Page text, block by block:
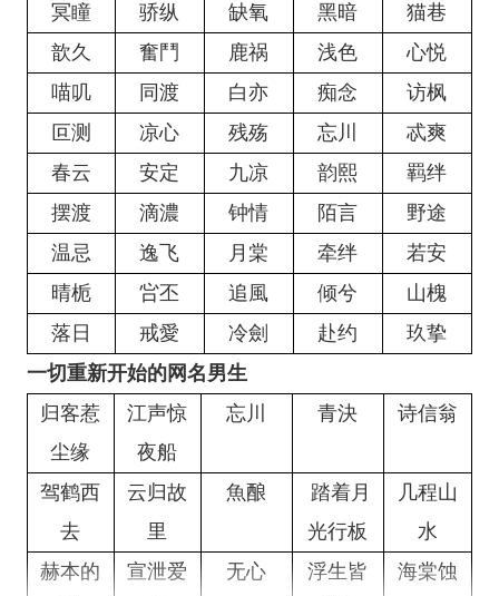
冥瞳
骄纵 缺氧 黑暗
猫巷
歆久
奮鬥 鹿祸 浅色
心悦
喵叽
同渡 白亦 痴念
访枫
叵测
凉心 残殇 忘川
忒爽
春云
安定 九凉 韵熙
羁绊
摆渡
滴濃 钟情 陌言
野途
温忌
逸飞 月棠 牵绊
若安
晴栀
吢丕 追風 倾兮
山槐
落日
戒愛 冷劍 赴约
玖挚
一切重新开始的网名男生
归客惹
尘缘
江声惊
夜船
忘川 青決 诗信翁
驾鹤西
去
云归故
里
魚酿
踏着月
光行板
几程山
水
赫本的
宣泄爱
无心
浮生皆
海棠蚀